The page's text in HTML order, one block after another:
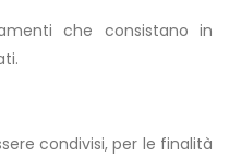
che consistano in
condivisi, per le finalità